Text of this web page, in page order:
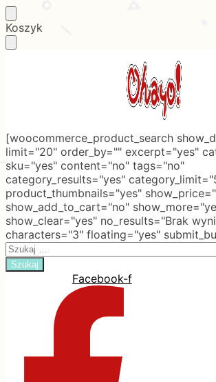
Skip
to
Skip
to
Koszyk
[woocommerce_product_search
limit="20" order_by="" excerpt="yes"
sku="yes" content="no" tags="no"
category_results="yes"
product_thumbnails="yes"
show_add_to_cart="no"
show_clear="yes" no_results="Brak
characters="3" floating="yes"
Search
for:
Facebook-f